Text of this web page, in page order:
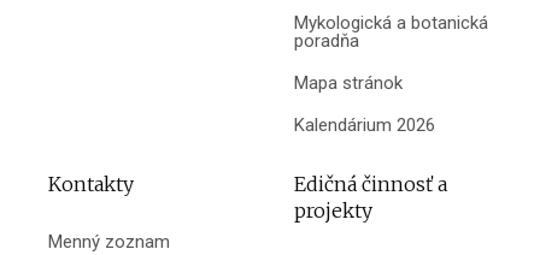
Mykologická a botanická
poradňa
Mapa stránok
Kalendárium 2026
Kontakty
Menný zoznam
Edičná činnosť a
projekty